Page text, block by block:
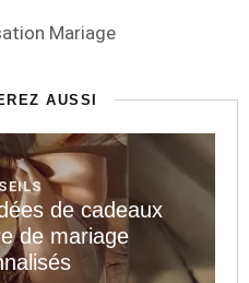
Mariage
AUSSI
de cadeaux
de mariage